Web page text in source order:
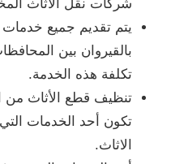
شركات نقل الأثاث
يتم تقديم جميع
بالقيروان بين
تكلفة هذه الخدمة.
تنظيف قطع الأثاث من
تكون أحد الخدمات
الاثاث.